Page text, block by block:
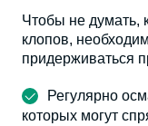
Чтобы не думать,
клопов,
придерживаться
Регулярно
которых могут